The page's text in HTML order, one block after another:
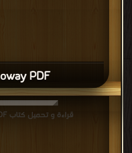
PDF
قراءة و تحميل كتاب Hard Times PDF مجانا